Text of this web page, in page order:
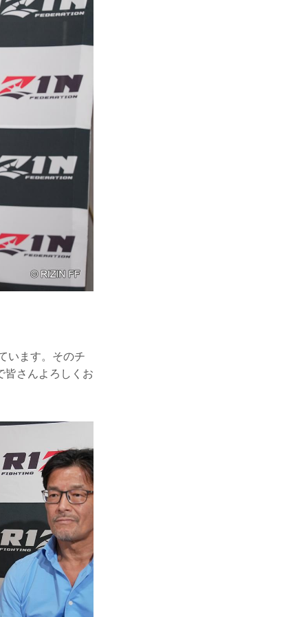
います。そのチ
皆さんよろしくお